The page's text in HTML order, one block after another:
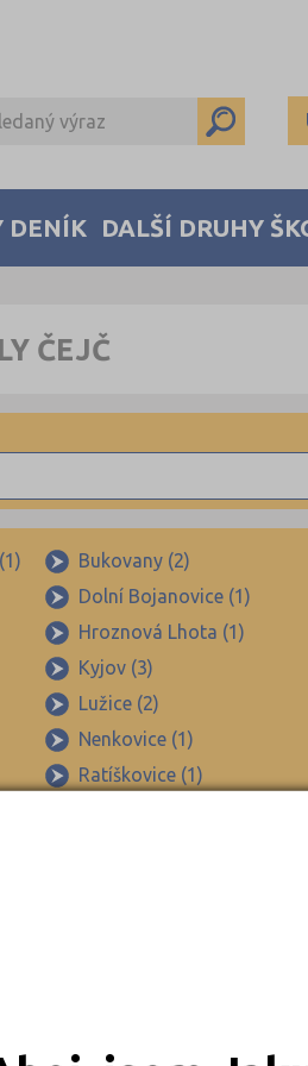
DENÍK DALŠÍ DRUHY
ČEJČ
Bukovany (2)
Dolní Bojanovice (1)
Hroznová Lhota (1)
Kyjov (3)
Lužice (2)
Nenkovice (1)
Ratíškovice (1)